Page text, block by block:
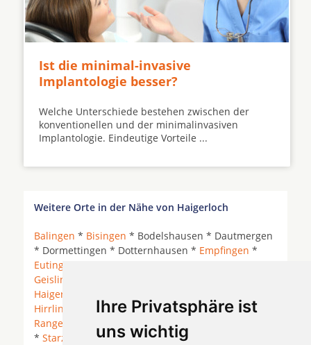
Ihre Privatsphäre ist
uns wichtig
Ist die minimal-invasive
Implantologie besser?
Welche Unterschiede bestehen zwischen der
konventionellen und der minimalinvasiven
Implantologie. Eindeutige Vorteile ...
Weitere Orte in der Nähe von Haigerloch
Balingen * Bisingen * Bodelshausen * Dautmergen
* Dormettingen * Dotternhausen * Empfingen *
Eutingen im Gäu
Geislingen bei Balingen
Haigerloch
Hirrlingen
Horb am Neckar* Neustetten *
Rangendingen
Rosenfeld*Rottenburg am Neckar
* Starzach Sulz am Neckar*Vöhringen